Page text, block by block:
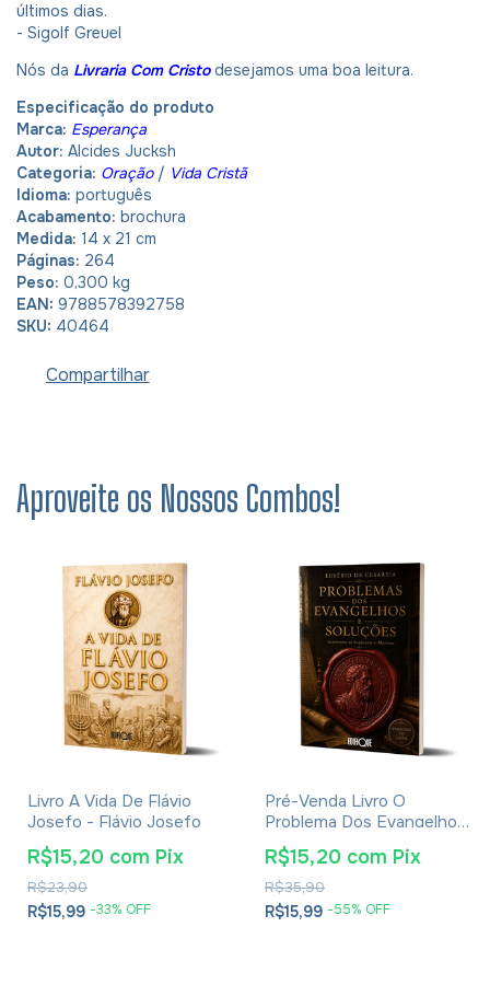
últimos dias.
- Sigolf Greuel
Nós da Livraria Com Cristodesejamos uma boa leitura.
Especificação do produto
Marca: Esperança
Autor: Alcides Jucksh
Categoria: Oração/ Vida Cristã
Idioma: português
Acabamento: brochura
Medida: 14 x 21 cm
Páginas: 264
Peso: 0,300 kg
EAN: 9788578392758
SKU: 40464
Compartilhar
Aproveite os Nossos Combos!
Livro A Vida De Flávio
Josefo - Flávio Josefo
R$15,99 -33% OFF
R$23,90
R$15,20 com Pix
Pré-Venda Livro O
Problema Dos Evangelhos
E Soluções- Eusébio De
Cesareia
R$15,99 -55% OFF
R$35,90
R$15,20 com Pix